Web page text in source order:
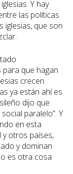
Y hay
las políticas
iglesias, que son
para que hagan
crecen
ya están ahí es
dijo que
paralelo”. Y
en esta
otros países,
y dominan
es otra cosa